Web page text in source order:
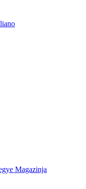
Magazinja